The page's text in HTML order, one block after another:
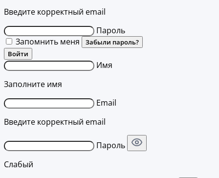
Введите корректный email
Пароль
Запомнить меня
Забыли пароль?
Войти
Имя
Заполните имя
Email
Введите корректный email
Пароль
Слабый